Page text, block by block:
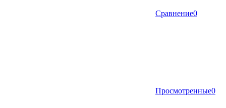
Сравнение0
Просмотренные0